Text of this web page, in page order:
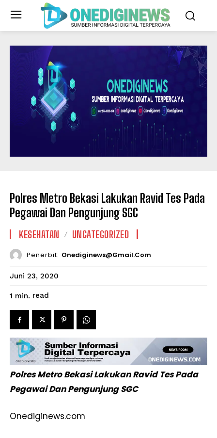
Polres Metro Bekasi Lakukan Ravid Tes Pada
Pegawai Dan Pengunjung SGC
KESEHATAN UNCATEGORIZED
Penerbit: Onediginews@gmail.com
Juni 23, 2020
1 min. read
Polres Metro Bekasi Lakukan Ravid Tes Pada
Pegawai Dan Pengunjung SGC
Onediginews.com